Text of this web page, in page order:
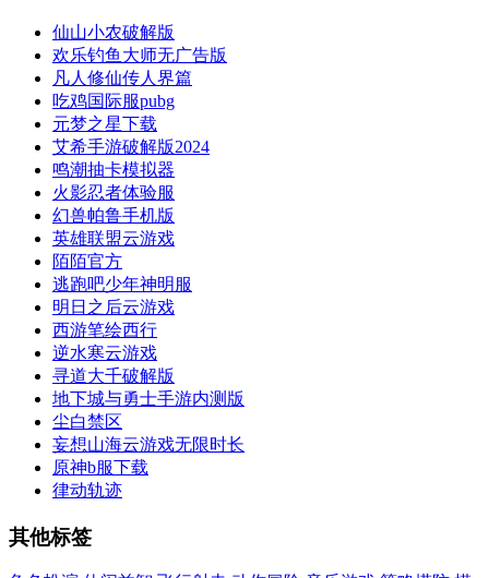
仙山小农破解版
欢乐钓鱼大师无广告版
凡人修仙传人界篇
吃鸡国际服pubg
元梦之星下载
艾希手游破解版2024
鸣潮抽卡模拟器
火影忍者体验服
幻兽帕鲁手机版
英雄联盟云游戏
陌陌官方
逃跑吧少年神明服
明日之后云游戏
西游笔绘西行
逆水寒云游戏
寻道大千破解版
地下城与勇士手游内测版
尘白禁区
妄想山海云游戏无限时长
原神b服下载
律动轨迹
其他标签